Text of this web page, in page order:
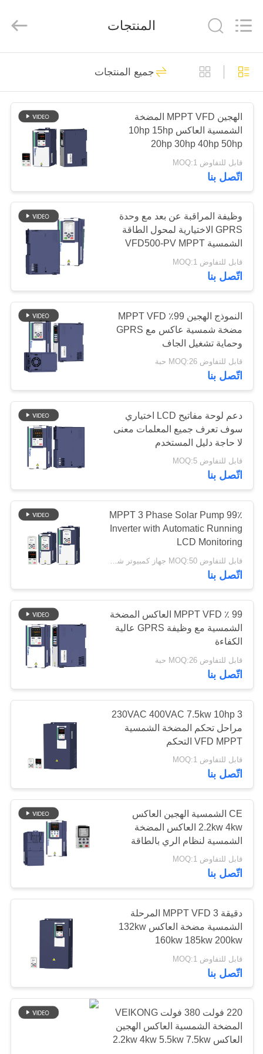
الصفحة
الرئيسية
منتجات
معلومات
جولة
في
المعمل
مراقبة
الجودة
اتصل
أخبار
اطلب
اقتباس
خريطة
الموقع
سياسة
الخصوصية
Co.,
Ltd..
Reserved.
العاكس المضخة
الشمسية
3 المرحلة الشمسية
مضخة العاكس
81
MPPT VFD المضخة
الشمسية العاكس
84
تحكم مضخة المياه
بالطاقة الشمسية
54
محرك التردد المتغير
VFD
158
محولات التردد
المتغيرة
العاكس PMSM
33
العاكس المدخلات
220 فولت الإخراج
380 فولت
11
المنتجات
جميع المنتجات
الهجين MPPT VFD المضخة
الشمسية العاكس 10hp 15hp
20hp 30hp 40hp 50hp
قابل للتفاوض MOQ:1
اتّصل بنا
وظيفة المراقبة عن بعد مع وحدة
GPRS الاختيارية لمحول الطاقة
الشمسية VFD500-PV MPPT
قابل للتفاوض MOQ:1
اتّصل بنا
النموذج الهجين 99٪ MPPT VFD
مضخة شمسية عاكس مع GPRS
وحماية تشغيل الجاف
قابل للتفاوض MOQ:26 حبة
اتّصل بنا
دعم لوحة مفاتيح LCD اختياري
سوف تعرف جميع المعلمات معنى
لا حاجة دليل المستخدم
قابل للتفاوض MOQ:5
اتّصل بنا
99٪ MPPT 3 Phase Solar Pump
Inverter with Automatic Running
LCD Monitoring
اتّصل بنا
99 ٪ MPPT VFD العاكس المضخة
الشمسية مع وظيفة GPRS عالية
الكفاءة
قابل للتفاوض MOQ:26 حبة
اتّصل بنا
230VAC 400VAC 7.5kw 10hp 3
مراحل تحكم المضخة الشمسية
VFD MPPT التحكم
قابل للتفاوض MOQ:1
اتّصل بنا
CE الشمسية الهجين العاكس
2.2kw 4kw العاكس المضخة
الشمسية لنظام الري بالطاقة
الشمسية
قابل للتفاوض MOQ:1
اتّصل بنا
دقيقة MPPT VFD 3 المرحلة
الشمسية مضخة العاكس 132kw
160kw 185kw 200kw
قابل للتفاوض MOQ:1
اتّصل بنا
220 فولت 380 فولت VEIKONG
المضخة الشمسية العاكس الهجين
العاكس 2.2kw 4kw 5.5kw 7.5kw